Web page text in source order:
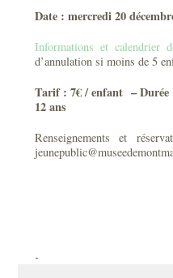
Date : mercredi 20
Informations et calendrier
d’annulation si moins de 5
Tarif : 7€ / enfant – Durée
12 ans
Renseignements et
-